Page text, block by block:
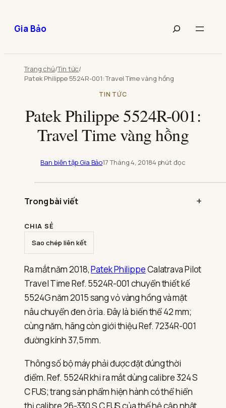
phầnGia Bảo
Tìm
kiếm
Trang chủ/Tin tức/
Patek Philippe 5524R-001: Travel Time vàng hồng
TIN TỨC
Patek Philippe 5524R-001:
Travel Time vàng hồng
Ban biên tập Gia Bảo17 Tháng 4, 20184 phút đọc
Phát
Trong bài viết
CHIA SẺ
Sao chép liên kết
Ra mắt năm 2018,Patek PhilippeCalatrava Pilot
Travel Time Ref. 5524R-001 chuyển thiết kế
5524G năm 2015 sang vỏ vàng hồng và mặt
nâu chuyển đen ở rìa. Đây là biến thể 42 mm;
cùng năm, hãng còn giới thiệu Ref. 7234R-001
đường kính 37,5 mm.
Thông số bộ máy phải được đặt đúng thời
điểm. Ref. 5524R khi ra mắt dùng calibre 324 S
C FUS; trang sản phẩm hiện hành có thể hiển